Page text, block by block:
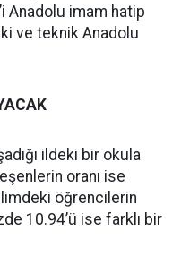
Anadolu imam hatip
ve teknik Anadolu
ildeki bir okula
oranı ise
öğrencilerin
10.94’ü ise farklı bir